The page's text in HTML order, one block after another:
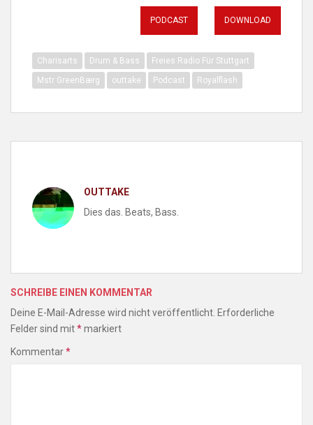
DOWNLOAD
PODCAST
Charisarts Drum & Bass
Freies Radio Für Stuttgart
Mstr GreenBærg
outtake Podcast Royalflash
OUTTAKE
Dies das. Beats, Bass.
SCHREIBE EINEN KOMMENTAR
Deine E-Mail-Adresse wird nicht veröffentlicht. Erforderliche
Felder sind mit*markiert
Kommentar*